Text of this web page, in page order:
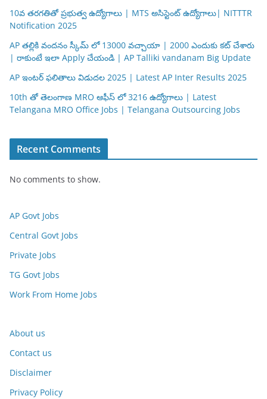
10వ తరగతితో ప్రభుత్వ ఉద్యోగాలు | MTS అసిస్టెంట్ ఉద్యోగాలు| NITTTR
Notification 2025
AP తల్లికి వందనం స్కీమ్ లో 13000 వచ్చాయా | 2000 ఎందుకు కట్ చేశారు
| రాకుంటే ఇలా Apply చేయండి | AP Talliki vandanam Big Update
AP ఇంటర్ ఫలితాలు విడుదల 2025 | Latest AP Inter Results 2025
10th తో తెలంగాణ MRO ఆఫీస్ లో 3216 ఉద్యోగాలు | Latest
Telangana MRO Office Jobs | Telangana Outsourcing Jobs
Recent Comments
No comments to show.
AP Govt Jobs
Central Govt Jobs
Private Jobs
TG Govt Jobs
Work From Home Jobs
About us
Contact us
Disclaimer
Privacy Policy